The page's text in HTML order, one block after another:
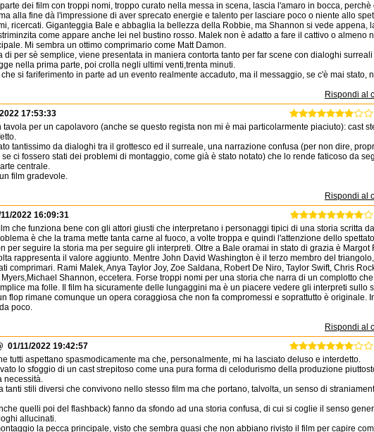
dei film con troppi nomi, troppo curato nella messa in scena, lascia l'amaro in bocca, perchè
alla fine dà l'impressione di aver sprecato energie e talento per lasciare poco o niente allo
ricercati. Giganteggia Bale e abbaglia la bellezza della Robbie, ma Shannon si vede appena,
come appare anche lei nel bustino rosso. Malek non è adatto a fare il cattivo o almeno
Mi sembra un ottimo comprimario come Matt Damon.
di per sè semplice, viene presentata in maniera contorta tanto per far scene con dialoghi surreali
nella prima parte, poi crolla negli ultimi venti,trenta minuti.
si fariferimento in parte ad un evento realmente accaduto, ma il messaggio, se c'è mai stato,
Rispondi al
17:53:33
tavola per un capolavoro (anche se questo regista non mi è mai particolarmente piaciuto): cast
tantissimo da dialoghi tra il grottesco ed il surreale, una narrazione confusa (per non dire,
ci fossero stati dei problemi di montaggio, come già è stato notato) che lo rende faticoso da
centrale.
film gradevole.
Rispondi al
2022 16:09:31
che funziona bene con gli attori giusti che interpretano i personaggi tipici di una storia scritta
è che la trama mette tanta carne al fuoco, a volte troppa e quindi l'attenzione dello
per seguire la storia ma per seguire gli interpreti. Oltre a Bale oramai in stato di grazia è Margot
rappresenta il valore aggiunto. Mentre John David Washington è il terzo membro del
comprimari. Rami Malek, Anya Taylor Joy, Zoe Saldana, Robert De Niro, Taylor Swift, Chris
Shannon, eccetera. Forse troppi nomi per una storia che narra di un complotto
ma folle. Il film ha sicuramente delle lungaggini ma è un piacere vedere gli interpreti sullo
flop rimane comunque un opera coraggiosa che non fa compromessi e soprattutto è originale.
poco.
Rispondi al
01/11/2022 19:42:57
tutti aspettano spasmodicamente ma che, personalmente, mi ha lasciato deluso e interdetto.
lo sfoggio di un cast strepitoso come una pura forma di celodurismo della produzione
necessità.
tanti stili diversi che convivono nello stesso film ma che portano, talvolta, un senso di
quelli poi del flashback) fanno da sfondo ad una storia confusa, di cui si coglie il senso
allucinati.
la pecca principale, visto che sembra quasi che non abbiano rivisto il film per capire